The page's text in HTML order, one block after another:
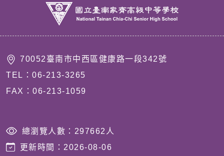
70052臺南市中西區健康路一段342號
TEL：06-213-3265
FAX：06-213-1059
總瀏覽人數： 297662 人
更新時間： 2026-08-06